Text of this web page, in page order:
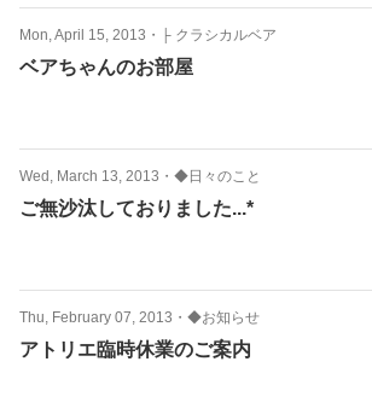
Mon, April 15, 2013 ・ ├ クラシカルベア
ベアちゃんのお部屋
Wed, March 13, 2013 ・ ◆日々のこと
ご無沙汰しておりました...*
Thu, February 07, 2013 ・ ◆お知らせ
アトリエ臨時休業のご案内